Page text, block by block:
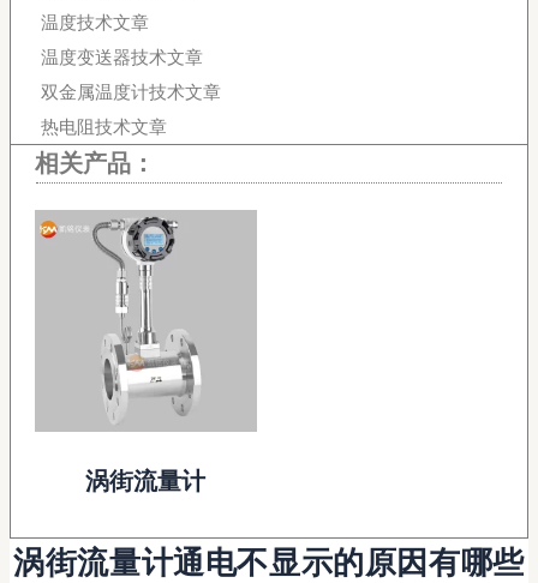
温度技术文章
温度变送器技术文章
双金属温度计技术文章
热电阻技术文章
相关产品：
涡街流量计
涡街流量计通电不显示的原因有哪些